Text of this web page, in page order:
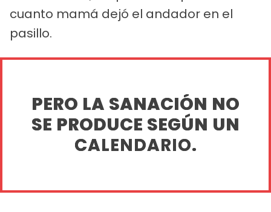
cuanto mamá dejó el andador en el
pasillo.
PERO LA SANACIÓN NO
SE PRODUCE SEGÚN UN
CALENDARIO.